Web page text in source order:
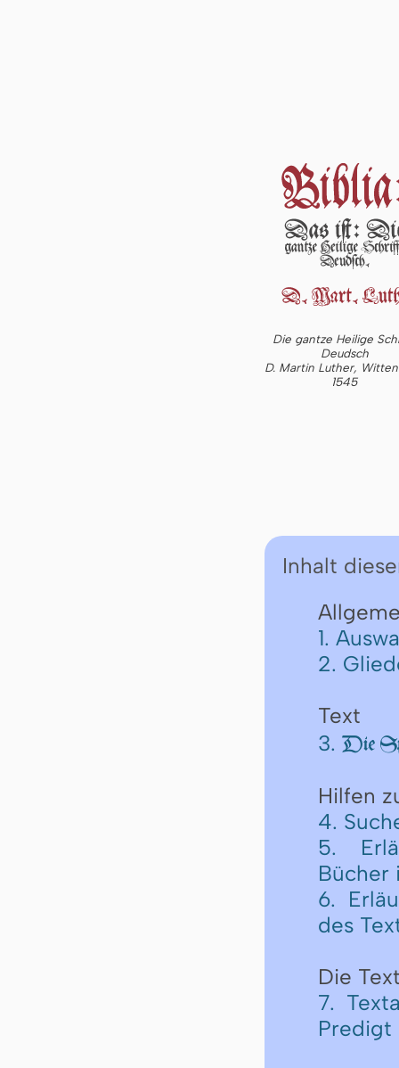
Die gantze Heilige
Deudsch
D. Martin Luther,
1545
Inhalt
1.
2.
Text
3. Die
Hilfen
4.
5.
Bücher
6.
des
Die
7.
Predigt